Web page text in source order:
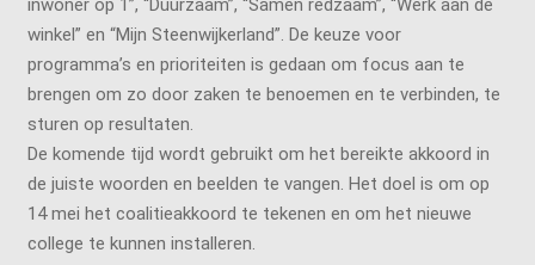
winkel” en “Mijn Steenwijkerland”. De keuze voor
programma’s en prioriteiten is gedaan om focus aan te
brengen om zo door zaken te benoemen en te verbinden, te
sturen op resultaten.
De komende tijd wordt gebruikt om het bereikte akkoord in
de juiste woorden en beelden te vangen. Het doel is om op
14 mei het coalitieakkoord te tekenen en om het nieuwe
college te kunnen installeren.